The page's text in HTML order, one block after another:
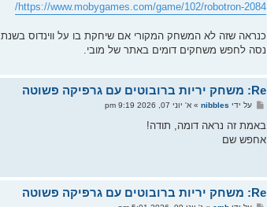
ה
https://www.mobygames.com/game/102/robotron-2084/
כנראה שזה לא המשחק המקורי אם שיחקת בו על ווינדוס בשנת 2000, אבל אולי זה איזה פורט או חידוש או חיקוי.
נסה לחפש משחקים דומים באתר של מובי.
Re: משחק יריות ברובוטים עם גרפיקה פשוטה
ש
י
ה
על ידי nibbles
» א' יוני 07, 2026 9:19 pm
באמת זה נראה דומה, תודה!
אחפש שם
Re: משחק יריות ברובוטים עם גרפיקה פשוטה